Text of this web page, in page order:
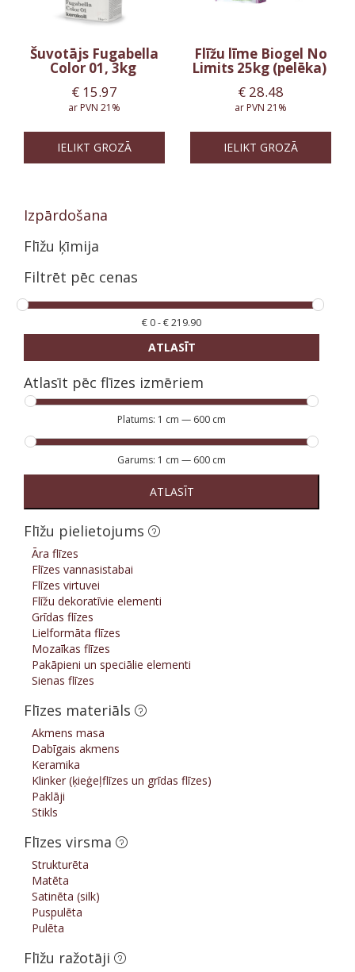
Šuvotājs Fugabella
Color 01, 3kg
€ 15.97
ar PVN 21%
IELIKT GROZĀ
Flīžu līme Biogel No
Limits 25kg (pelēka)
€28.48
ar PVN 21%
IELIKT GROZĀ
Izpārdošana
Flīžu ķīmija
Filtrēt pēc cenas
€ 0-€219.90
ATLASĪT
Atlasīt pēc flīzes izmēriem
Platums: 1 cm — 600 cm
Garums: 1 cm — 600 cm
ATLASĪT
Flīžu pielietojums
Āra flīzes
Flīzes vannasistabai
Flīzes virtuvei
Flīžu dekoratīvie elementi
Grīdas flīzes
Lielformāta flīzes
Mozaīkas flīzes
Pakāpieni un speciālie elementi
Sienas flīzes
Flīzes materiāls
Akmens masa
Dabīgais akmens
Keramika
Klinker (ķieģeļflīzes un grīdas flīzes)
Paklāji
Stikls
Flīzes virsma
Strukturēta
Matēta
Satinēta (silk)
Puspulēta
Pulēta
Flīžu ražotāji